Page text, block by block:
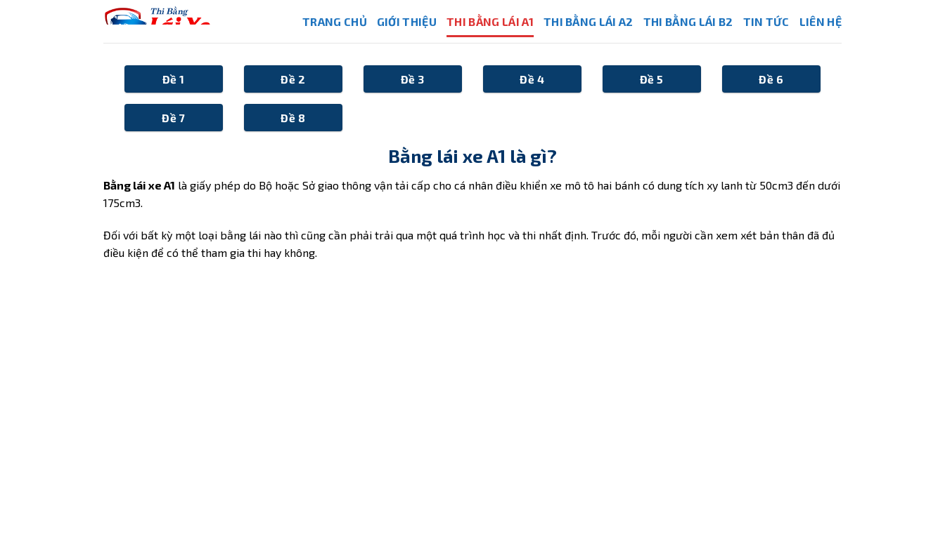
TRANG CHỦ GIỚI THIỆU THI BẰNG LÁI A1 THI BẰNG LÁI A2 THI BẰNG LÁI B2 TIN TỨC LIÊN HỆ
Đề 1
Đề 7
Đề 2
Đề 8
Đề 3 Đề 4 Đề 5 Đề 6
Bằng lái xe A1 là gì?
Bằng lái xe A1 là giấy phép do Bộ hoặc Sở giao thông vận tải cấp cho cá nhân điều khiển xe mô tô hai bánh có dung tích xy lanh từ 50cm3 đến dưới
175cm3.
Đối với bất kỳ một loại bằng lái nào thì cũng cần phải trải qua một quá trình học và thi nhất định. Trước đó, mỗi người cần xem xét bản thân đã đủ
điều kiện để có thể tham gia thi hay không.